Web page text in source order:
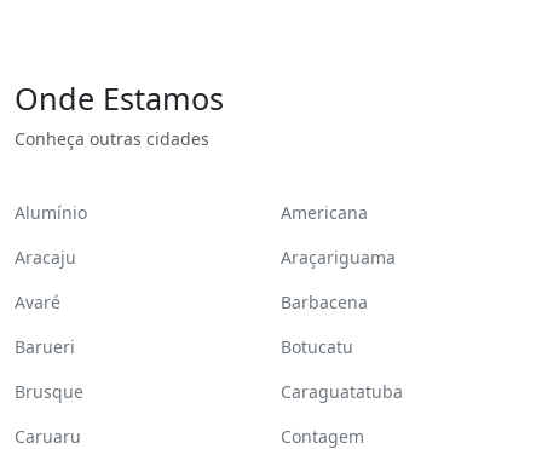
Onde Estamos
Conheça outras cidades
Alumínio
Americana
Aracaju
Araçariguama
Avaré
Barbacena
Barueri
Botucatu
Brusque
Caraguatatuba
Caruaru
Contagem